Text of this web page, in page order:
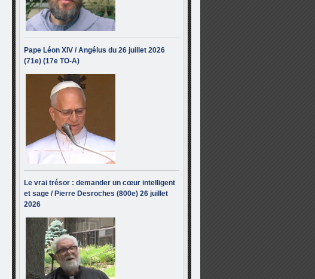
Pape Léon XIV / Angélus du 26 juillet 2026
(71e) (17e TO-A)
Le vrai trésor : demander un cœur intelligent
et sage / Pierre Desroches (800e) 26 juillet
2026